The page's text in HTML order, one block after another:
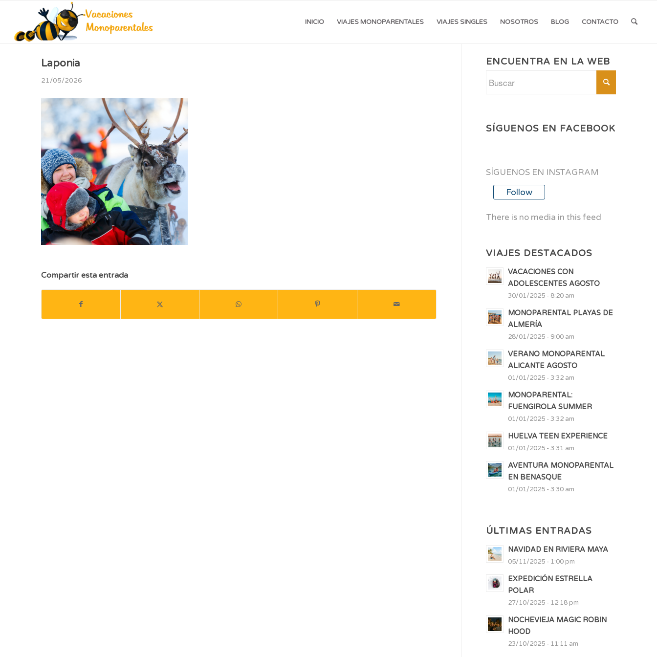
INICIO VIAJES MONOPARENTALES VIAJES SINGLES NOSOTROS BLOG CONTACTO
Laponia
21/05/2026
Compartir esta entrada
ENCUENTRA EN LA WEB
SÍGUENOS EN FACEBOOK
SÍGUENOS EN INSTAGRAM
Follow
There is no media in this feed
VIAJES DESTACADOS
VACACIONES CON
ADOLESCENTES AGOSTO
30/01/2025 - 8:20 am
MONOPARENTAL PLAYAS DE
ALMERÍA
28/01/2025 - 9:00 am
VERANO MONOPARENTAL
ALICANTE AGOSTO
01/01/2025 - 3:32 am
MONOPARENTAL:
FUENGIROLA SUMMER
01/01/2025 - 3:32 am
HUELVA TEEN EXPERIENCE
01/01/2025 - 3:31 am
AVENTURA MONOPARENTAL
EN BENASQUE
01/01/2025 - 3:30 am
ÚLTIMAS ENTRADAS
NAVIDAD EN RIVIERA MAYA
05/11/2025 - 1:00 pm
EXPEDICIÓN ESTRELLA
POLAR
27/10/2025 - 12:18 pm
NOCHEVIEJA MAGIC ROBIN
HOOD
23/10/2025 - 11:11 am